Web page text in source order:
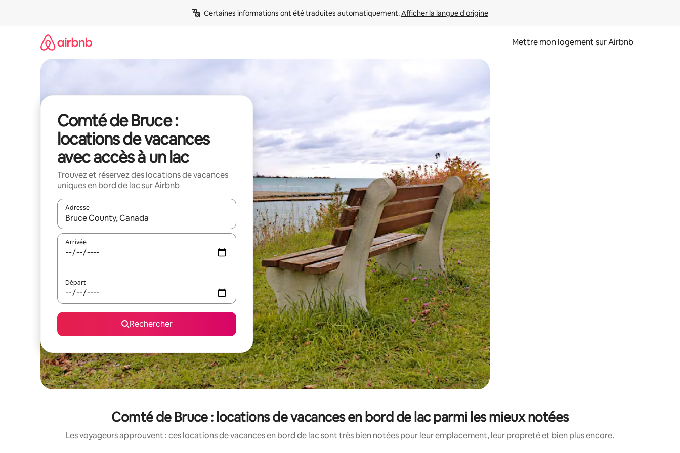
Certaines informations ont été traduites automatiquement. Afficher la langue d'origine
Mettre mon logement sur Airbnb
Comté de Bruce :
locations de vacances
avec accès à un lac
Trouvez et réservez des locations de vacances
uniques en bord de lac sur Airbnb
Adresse
Lorsque les résultats s'affichent, utilisez les flèches vers le haut et vers le bas pour les parcourir ou en appuyant et en faisant glisser.
Arrivée
Départ
Rechercher
Comté de Bruce : locations de vacances en bord de lac parmi les mieux notées
Les voyageurs approuvent : ces locations de vacances en bord de lac sont très bien notées pour leur emplacement, leur propreté et bien plus encore.